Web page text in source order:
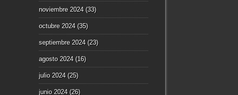
noviembre 2024(33)
octubre 2024(35)
septiembre 2024(23)
agosto 2024(16)
julio 2024(25)
junio 2024(26)